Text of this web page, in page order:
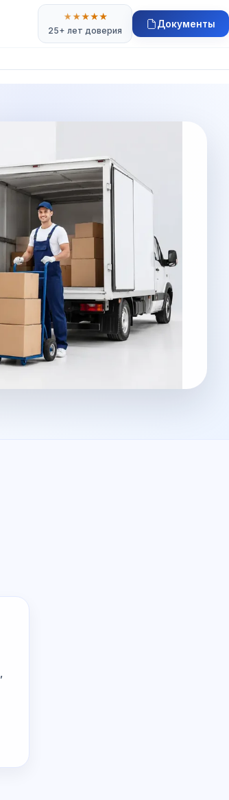
★★★★★
25+ лет доверия
Документы